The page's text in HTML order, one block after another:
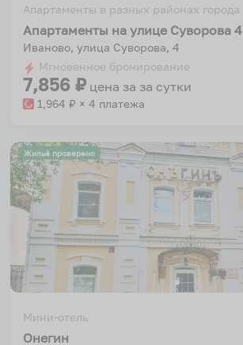
Апартаменты в разных районах города
Апартаменты на улице Суворова 4
Иваново, улица Суворова, 4
Мгновенное бронирование
7,856 ₽ цена за за сутки
1,964 ₽ × 4 платежа
Жильё проверено
Мини-отель
Онегин